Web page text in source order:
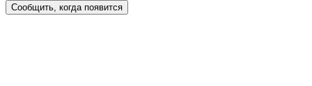
Сообщить, когда появится